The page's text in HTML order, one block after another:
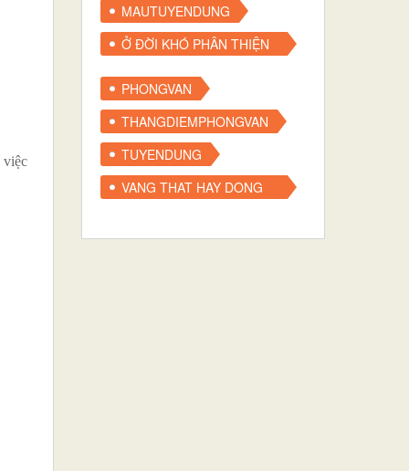
việc
MAUTUYENDUNG
Ở ĐỜI KHÓ PHÂN THIỆN
PHONGVAN
THANGDIEMPHONGVAN
TUYENDUNG
VANG THAT HAY DONG